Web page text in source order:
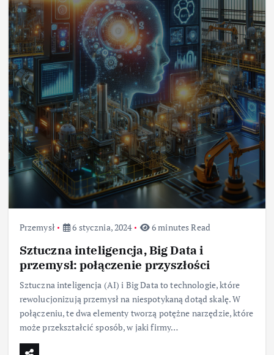
Przemysł 6 stycznia, 2024 6 minutes Read
Sztuczna inteligencja, Big Data i
przemysł: połączenie przyszłości
Sztuczna inteligencja (AI) i Big Data to technologie, które
rewolucjonizują przemysł na niespotykaną dotąd skalę. W
połączeniu, te dwa elementy tworzą potężne narzędzie, które
może przekształcić sposób, w jaki firmy…